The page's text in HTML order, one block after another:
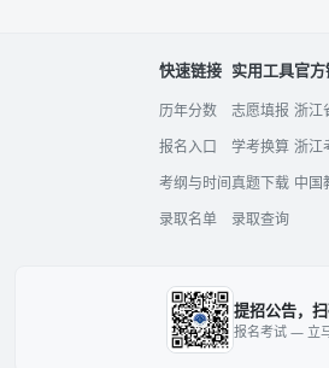
快速链接
历年分数
报名入口
考纲与时间
录取名单
实用工具
志愿填报
学考换算
真题下载
录取查询
官
浙江
浙江
中国
提招公告，
报名考试 — 立